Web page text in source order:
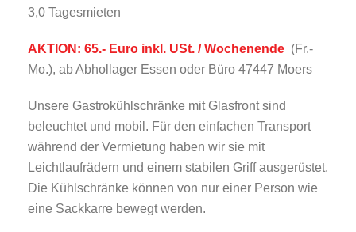
3,0 Tagesmieten
AKTION: 65.- Euro inkl. USt. / Wochenende (Fr.-
Mo.), ab Abhollager Essen oder Büro 47447 Moers
Unsere Gastrokühlschränke mit Glasfront sind
beleuchtet und mobil. Für den einfachen Transport
während der Vermietung haben wir sie mit
Leichtlaufrädern und einem stabilen Griff ausgerüstet.
Die Kühlschränke können von nur einer Person wie
eine Sackkarre bewegt werden.